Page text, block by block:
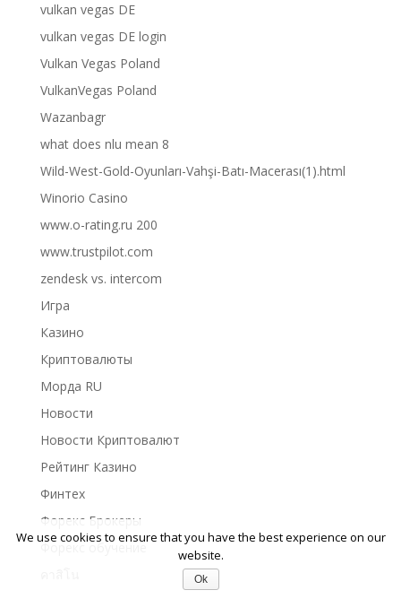
vulkan vegas DE
vulkan vegas DE login
Vulkan Vegas Poland
VulkanVegas Poland
Wazanbagr
what does nlu mean 8
Wild-West-Gold-Oyunları-Vahşi-Batı-Macerası(1).html
Winorio Casino
www.o-rating.ru 200
www.trustpilot.com
zendesk vs. intercom
Игра
Казино
Криптовалюты
Морда RU
Новости
Новости Криптовалют
Рейтинг Казино
Финтех
Форекс Брокеры
Форекс обучение
We use cookies to ensure that you have the best experience on our
website.
Ok